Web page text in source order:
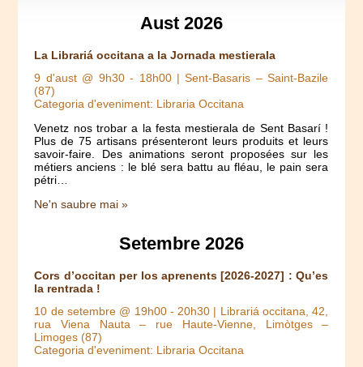
Aust 2026
La Librariá occitana a la Jornada mestierala
9 d'aust @ 9h30- 18h00| Sent-Basaris – Saint-Bazile
(87)
Categoria d'eveniment: Libraria Occitana
Venetz nos trobar a la festa mestierala de Sent Basarí !
Plus de 75 artisans présenteront leurs produits et leurs
savoir-faire. Des animations seront proposées sur les
métiers anciens : le blé sera battu au fléau, le pain sera
pétri…
Ne'n saubre mai »
Setembre 2026
Cors d’occitan per los aprenents [2026-2027] : Qu’es
la rentrada !
10 de setembre @ 19h00-20h30 | Librariá occitana, 42,
rua Viena Nauta – rue Haute-Vienne, Limòtges –
Limoges (87)
Categoria d'eveniment: Libraria Occitana